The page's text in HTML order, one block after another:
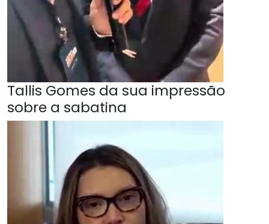
Tallis Gomes da sua impressão
sobre a sabatina